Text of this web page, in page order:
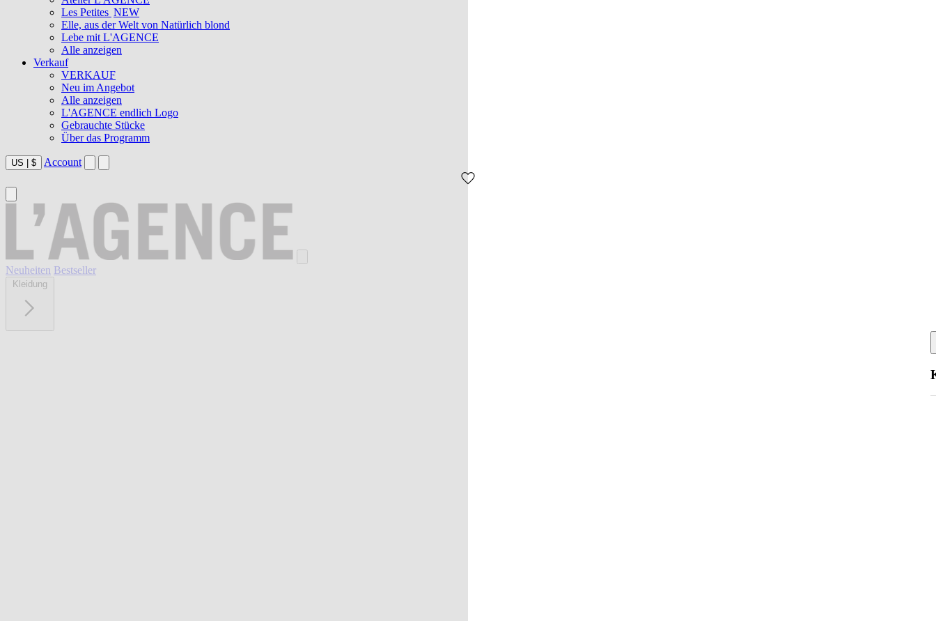
Les Petites NEW
Elle, aus der Welt von Natürlich blond
Lebe mit L'AGENCE
Alle anzeigen
Verkauf
VERKAUF
Neu im Angebot
Alle anzeigen
L'AGENCE endlich Logo
Gebrauchte Stücke
Über das Programm
US $ Account
Neuheiten Bestseller
Kleidung